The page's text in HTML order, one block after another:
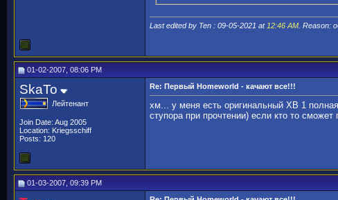
Last edited by Ten : 09-05-2021 at 12:46 AM . Reason:
01-02-2007, 08:06 PM
SkaTo
Лейтенант
Join Date: Aug 2005
Location: Kriegsschiff
Posts: 120
Re: Первый Homeworld - качают все!!!
хм... у меня есть оригинальный ХВ 1
ступора при прочтении) если кто то
01-03-2007, 09:39 PM